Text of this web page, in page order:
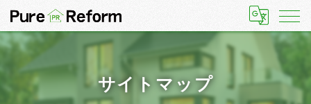
サイトマップ